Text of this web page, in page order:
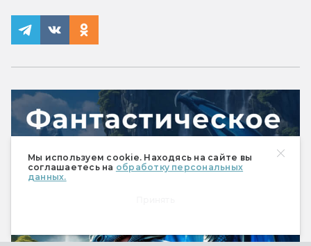
Мы используем cookie. Находясь на сайте вы
соглашаетесь на обработку персональных
данных.